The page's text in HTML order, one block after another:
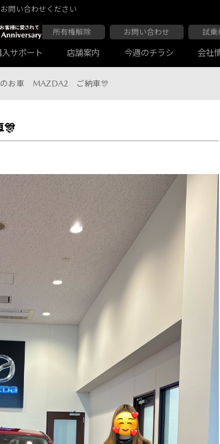
問い合わせください
所有権解除 お問い合わせ 試乗
動車保険スカイプラス
入サポート 店舗案内
ツダ 関目高殿本店
Land 中古車専売店
今週のチラシ 会社
のお車 MAZDA2 ご納車🎊